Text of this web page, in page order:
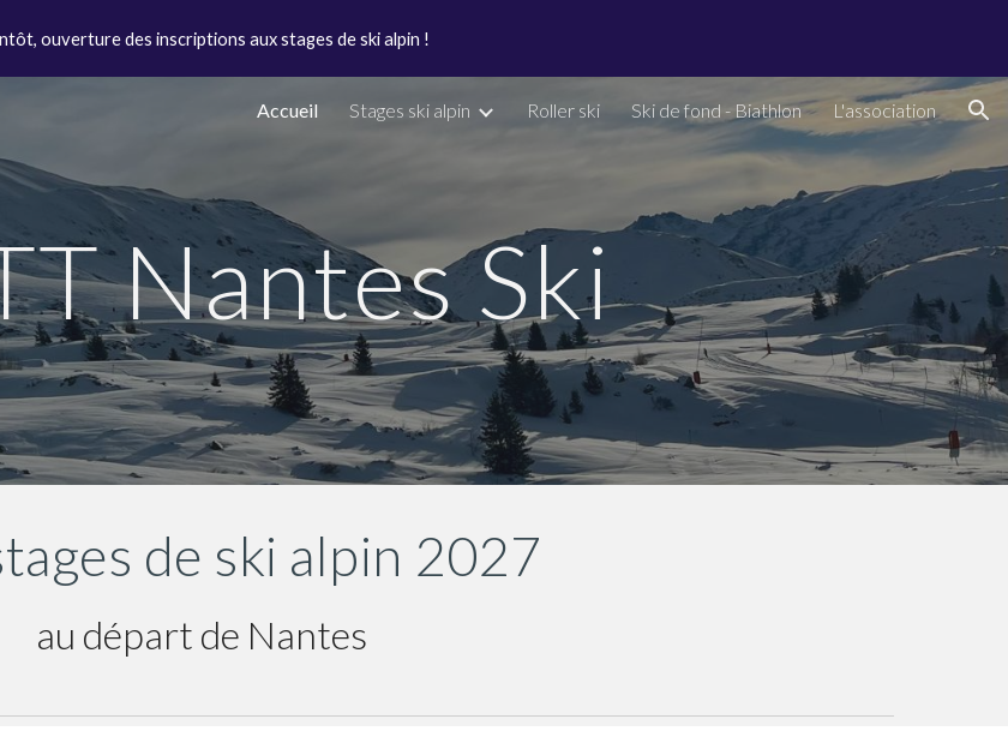
content Skip to navigation
ouverture des inscriptions aux stages de ski alpin !
Accueil Stages ski alpin Roller ski Ski de fond - Biathlon L'association
Nantes Ski
de ski alpin 2027
au départ de Nantes